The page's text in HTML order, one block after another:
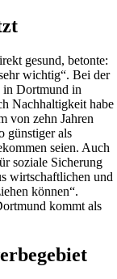
gesund, betonte:
wichtig“. Bei der
in Dortmund in
Nachhaltigkeit habe
von zehn Jahren
günstiger als
seien. Auch
soziale Sicherung
wirtschaftlichen und
können“.
kommt als